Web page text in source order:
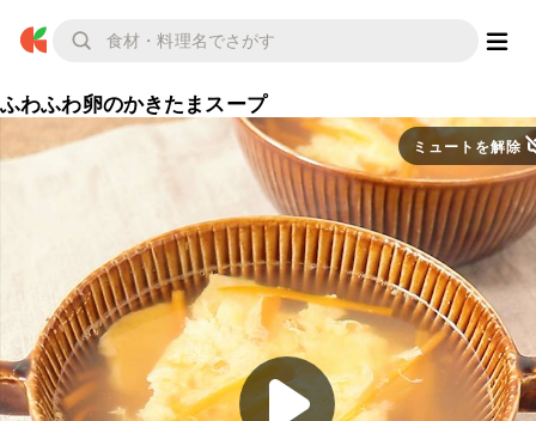
ふわふわ卵のかきたまスープ
ミュートを解除